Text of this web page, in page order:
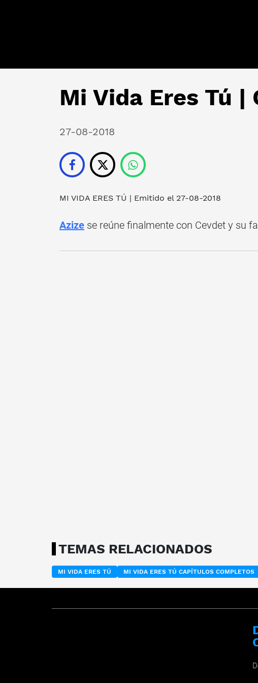
Mi Vida Eres Tú |
27-08-2018
MI VIDA ERES TÚ | Emitido el 27-08-2018
Azize se reúne finalmente con Cevdet y su
TEMAS RELACIONADOS
MI VIDA ERES TÚ MI VIDA ERES TÚ CAPÍTULOS COMPLETOS